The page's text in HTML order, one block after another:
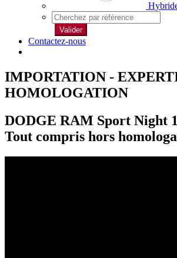
Valider
Contactez-nous
IMPORTATION -
HOMOLOGATION
DODGE RAM Sport Night
Tout compris hors